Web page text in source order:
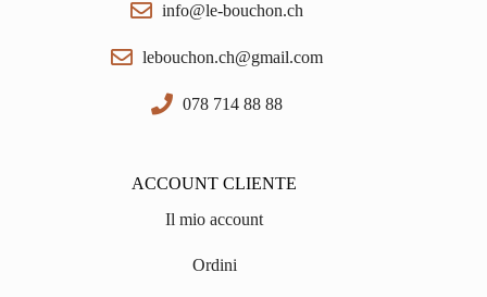
info@le-bouchon.ch
lebouchon.ch@gmail.com
078 714 88 88
ACCOUNT CLIENTE
Il mio account
Ordini